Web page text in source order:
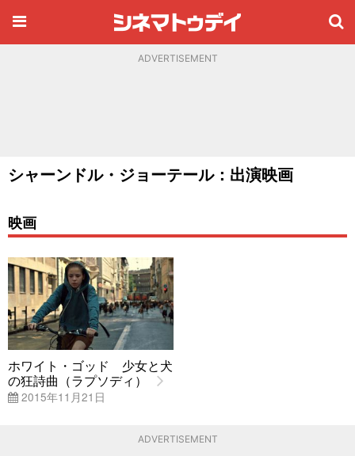
ADVERTISEMENT
シャーンドル・ジョーテール：出演映画
映画
ホワイト・ゴッド 少女と犬
の狂詩曲（ラプソディ）
2015年11月21日
ADVERTISEMENT